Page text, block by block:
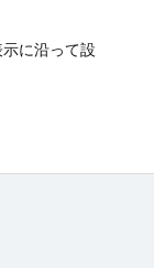
に沿って設